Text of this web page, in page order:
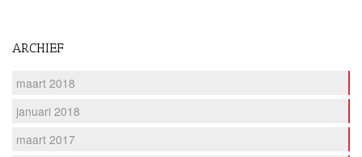
ARCHIEF
maart 2018
januari 2018
maart 2017